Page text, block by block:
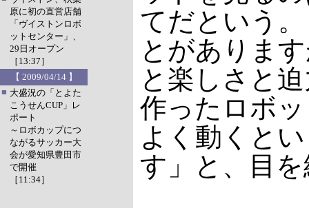
原に初の直営店舗
「ヴイストンロボ
ットセンター」、
29日オープン
［13:37］
【 2009/04/14 】
■ 大盛況の「とよた
こうせんCUP」レ
ポート
～ロボカップにつ
ながるサッカー大
会が愛知県豊田市
で開催
［11:34］
てだという
とがありま
と楽しさと
作ったロボ
よく動くと
す」と、目